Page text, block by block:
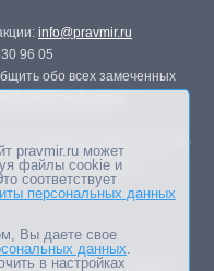
info@pravmir.ru
96 05
обо всех замеченных
изданиях (книгах, прессе)
редакции.
не совпадать с позицией
pravmir.ru может
файлы cookie и
соответствует
персональных данных
Вы даете свое
данных.
в настройках